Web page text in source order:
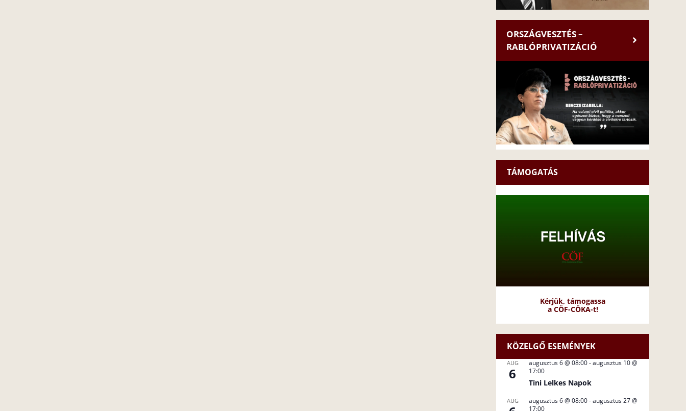
ORSZÁGVESZTÉS –
RABLÓPRIVATIZÁCIÓ
TÁMOGATÁS
Kérjük, támogassa
a CÖF-CÖKA-t!
KÖZELGŐ ESEMÉNYEK
AUG
6
augusztus 6 @ 08:00-augusztus 10 @
17:00
Tini Lelkes Napok
AUG augusztus 6 @ 08:00-augusztus 27 @
17:00